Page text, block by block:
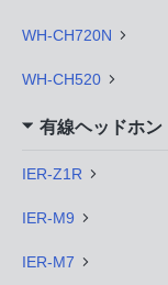
WH-CH720N
WH-CH520
有線ヘッドホン
IER-Z1R
IER-M9
IER-M7